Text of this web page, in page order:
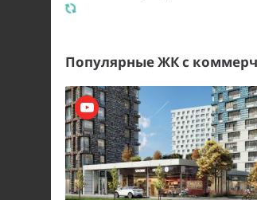
Популярные ЖК с